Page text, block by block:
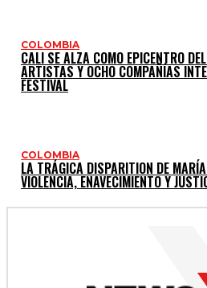
COLOMBIA
CALI SE ALZA COMO EPICENTRO
ARTISTAS Y OCHO COMPAÑÍAS
FESTIVAL
COLOMBIA
LA TRÁGICA DISPARITION DE
VIOLENCIA, ENAVECIMIENTO Y